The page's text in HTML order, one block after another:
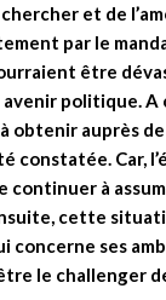
chercher et de
par le
être
politique.
obtenir auprès
constatée. Car,
continuer à
cette
concerne ses
le challenger